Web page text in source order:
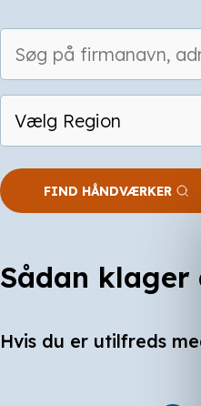
Sådan klager
Hvis du er utilfreds